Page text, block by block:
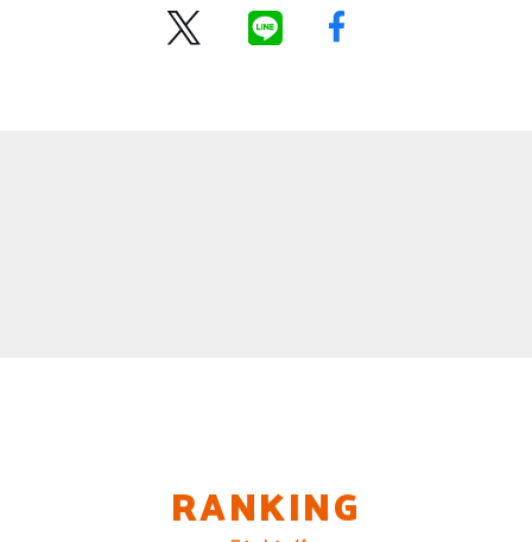
RANKING